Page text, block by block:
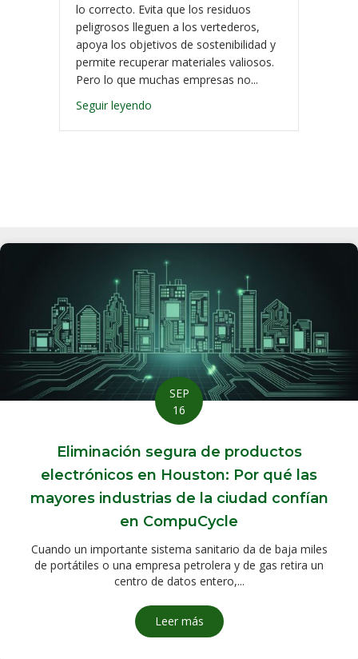
lo correcto. Evita que los residuos
peligrosos lleguen a los vertederos,
apoya los objetivos de sostenibilidad y
permite recuperar materiales valiosos.
Pero lo que muchas empresas no...
Seguir leyendo
SEP
16
Eliminación segura de productos
electrónicos en Houston: Por qué las
mayores industrias de la ciudad confían
en CompuCycle
Cuando un importante sistema sanitario da de baja miles
de portátiles o una empresa petrolera y de gas retira un
centro de datos entero,...
Leer más sobre Eliminación segura